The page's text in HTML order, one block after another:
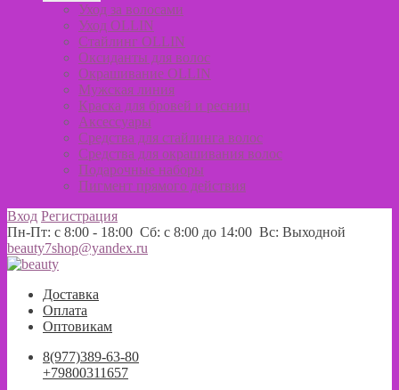
Уход за волосами
Уход OLLIN
Стайлинг OLLIN
Оксиданты для волос
Окрашивание OLLIN
Мужская линия
Краска для бровей и ресниц
Аксессуары
Средства для стайлинга волос
Средства для окрашивания волос
Подарочные наборы
Пигмент прямого действия
Вход Регистрация
Пн-Пт: с 8:00 - 18:00 Сб: с 8:00 до 14:00 Вс: Выходной
beauty7shop@yandex.ru
Перейти
навигации
Перейти
содержимому
Доставка
Оплата
Оптовикам
8(977)389-63-80
+79800311657